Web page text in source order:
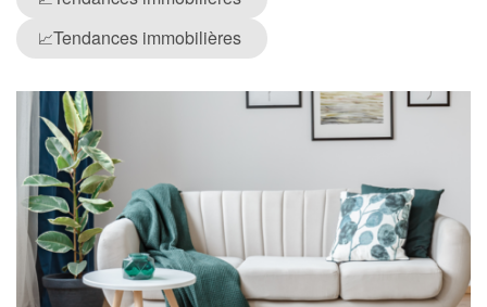
📈Tendances immobilières